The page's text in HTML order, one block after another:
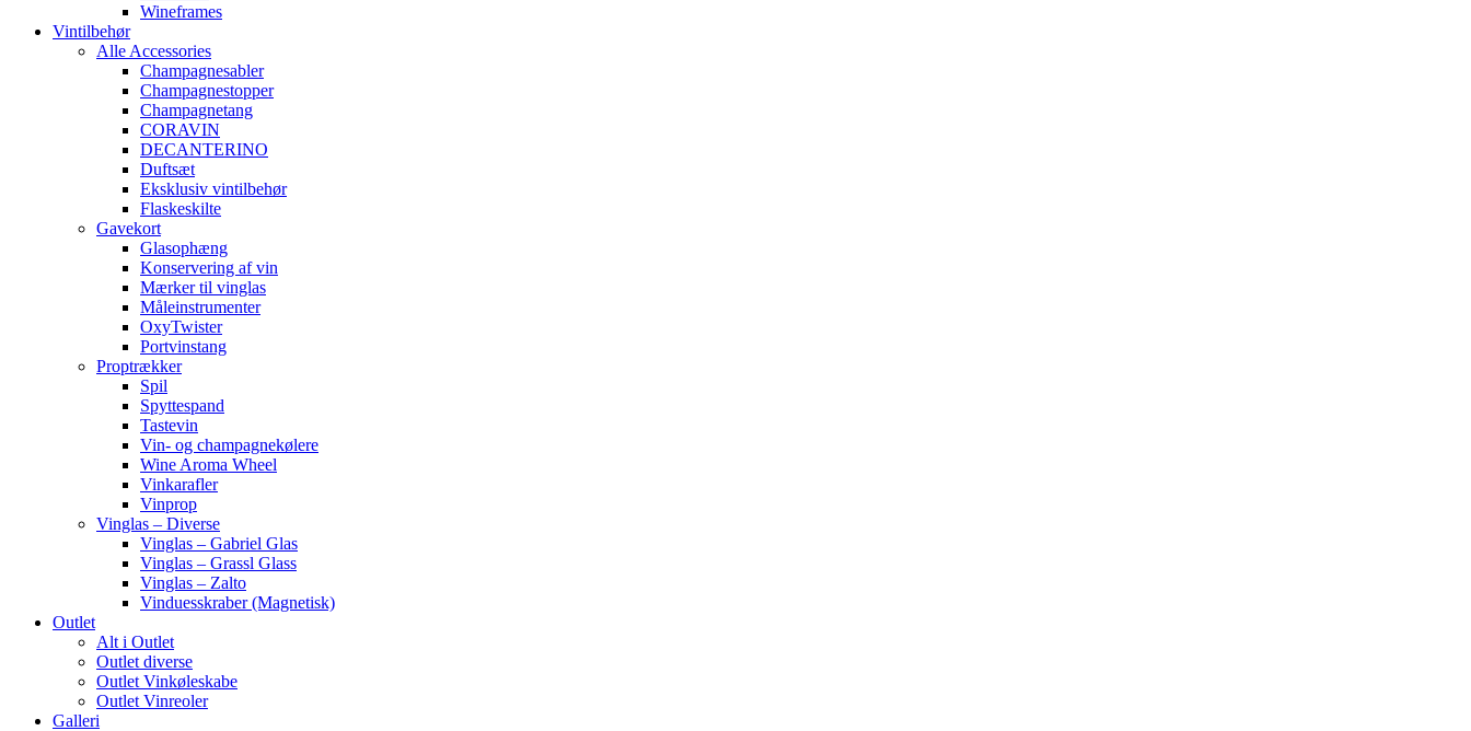
Wineframes
Vintilbehør
Alle Accessories
Champagnesabler
Champagnestopper
Champagnetang
CORAVIN
DECANTERINO
Duftsæt
Eksklusiv vintilbehør
Flaskeskilte
Gavekort
Glasophæng
Konservering af vin
Mærker til vinglas
Måleinstrumenter
OxyTwister
Portvinstang
Proptrækker
Spil
Spyttespand
Tastevin
Vin- og champagnekølere
Wine Aroma Wheel
Vinkarafler
Vinprop
Vinglas – Diverse
Vinglas – Gabriel Glas
Vinglas – Grassl Glass
Vinglas – Zalto
Vinduesskraber (Magnetisk)
Outlet
Alt i Outlet
Outlet diverse
Outlet Vinkøleskabe
Outlet Vinreoler
Galleri